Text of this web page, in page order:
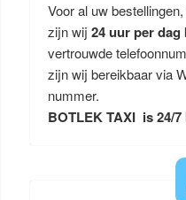
Voor al uw
zijn wij 24 uur per dag
vertrouwde
zijn wij bereikbaar via
nummer.
BOTLEK TAXI is 24/